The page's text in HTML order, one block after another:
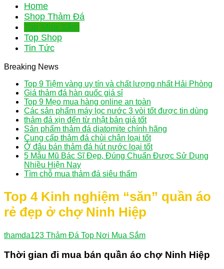
Home
Shop Thảm Đá
Top Mua Sắm
Top Shop
Tin Tức
Breaking News
Top 9 Tiệm vàng uy tín và chất lượng nhất Hải Phòng
Giá thảm đá hàn quốc giá sỉ
Top 9 Mẹo mua hàng online an toàn
Các sản phẩm máy lọc nước 3 vòi tốt được tin dùng
thảm đá xịn đến từ nhật bản giá tốt
Sản phẩm thảm đá diatomite chính hãng
Cung cấp thảm đá chùi chân loại tốt
Ở đâu bán thảm đá hút nước loại tốt
5 Mẫu Mũ Bác Sĩ Đẹp, Đúng Chuẩn Được Sử Dụng
Nhiều Hiện Nay
Tìm chỗ mua thảm đá siêu thấm
Top 4 Kinh nghiệm “săn” quần áo
rẻ đẹp ở chợ Ninh Hiệp
thamda123 Thảm Đá Top Nơi Mua Sắm
Thời gian đi mua bán quần áo chợ Ninh Hiệp